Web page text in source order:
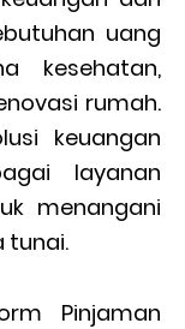
uang
kesehatan,
rumah.
keuangan
layanan
menangani
tunai.
Pinjaman